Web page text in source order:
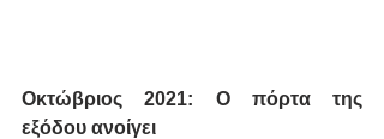
Οκτώβριος 2021: Ο πόρτα της
εξόδου ανοίγει